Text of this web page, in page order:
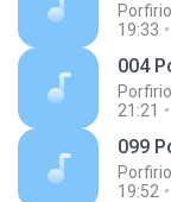
19:33
004
21:21
099
19:52